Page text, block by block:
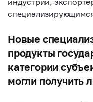
Новые
продукты
категории
могли получить